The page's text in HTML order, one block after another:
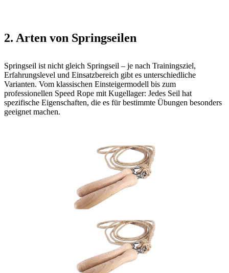
2. Arten von Springseilen
Springseil ist nicht gleich Springseil – je nach Trainingsziel,
Erfahrungslevel und Einsatzbereich gibt es unterschiedliche
Varianten. Vom klassischen Einsteigermodell bis zum
professionellen Speed Rope mit Kugellager: Jedes Seil hat
spezifische Eigenschaften, die es für bestimmte Übungen besonders
geeignet machen.